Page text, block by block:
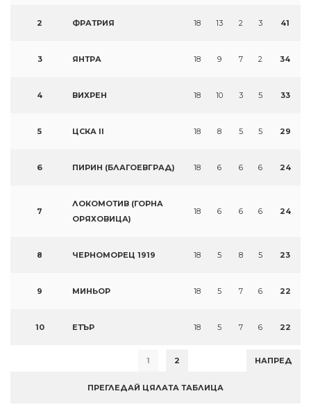
2 ФРАТРИЯ 18 13 2 3 41
3 ЯНТРА 18 9 7 2 34
4 ВИХРЕН 18 10 3 5 33
5 ЦСКА II 18 8 5 5 29
6 ПИРИН (БЛАГОЕВГРАД) 18 6 6 6 24
7
ЛОКОМОТИВ (ГОРНА
ОРЯХОВИЦА)
18 6 6 6 24
8 ЧЕРНОМОРЕЦ 1919 18 5 8 5 23
9 МИНЬОР 18 5 7 6 22
10 ЕТЪР 18 5 7 6 22
1 2 НАПРЕД
ПРЕГЛЕДАЙ ЦЯЛАТА ТАБЛИЦА